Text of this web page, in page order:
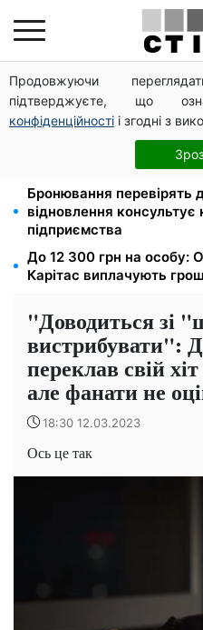
Продовжуючи
підтверджуєте, що
конфіденційності і згодні з
На стадіоні «Спартак» у
товариський матч між
та Франції
Права із Саудівської
процедура, яку варто
Бронювання перевірять
відновлення консультує
підприємства
До 12 300 грн на особу:
Карітас виплачують
"Доводиться зі
вистрибувати":
переклав свій
але фанати не
18:30 12.03.2023
Ось це так